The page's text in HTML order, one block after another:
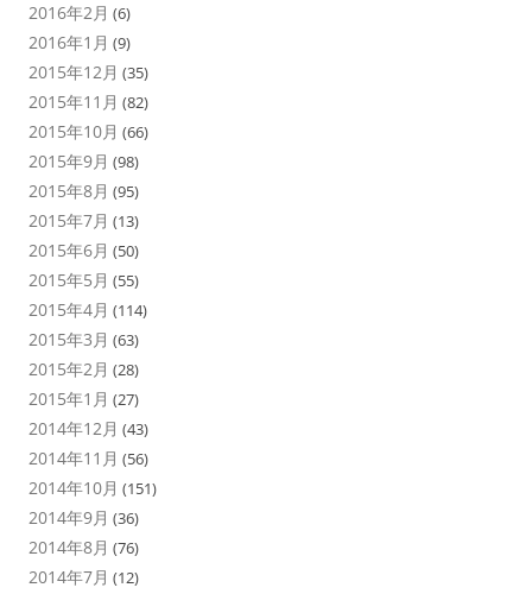
2016年2月 (6)
2016年1月 (9)
2015年12月 (35)
2015年11月 (82)
2015年10月 (66)
2015年9月 (98)
2015年8月 (95)
2015年7月 (13)
2015年6月 (50)
2015年5月 (55)
2015年4月 (114)
2015年3月 (63)
2015年2月 (28)
2015年1月 (27)
2014年12月 (43)
2014年11月 (56)
2014年10月 (151)
2014年9月 (36)
2014年8月 (76)
2014年7月 (12)